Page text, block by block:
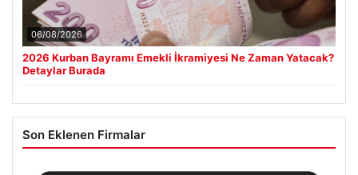
06/08/2026
2026 Kurban Bayramı Emekli İkramiyesi Ne Zaman Yatacak?
Detaylar Burada
Son Eklenen Firmalar